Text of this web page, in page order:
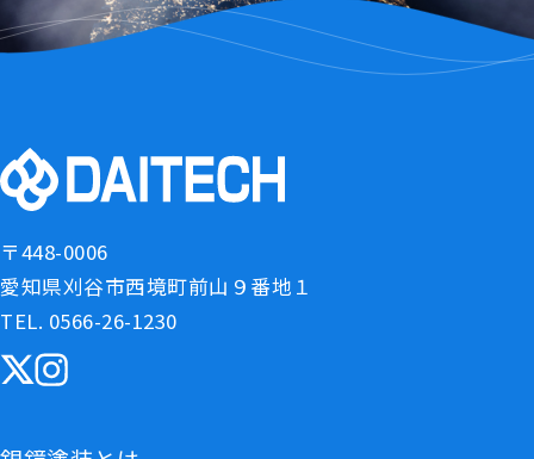
〒448-0006
愛知県刈谷市西境町前山９番地１
TEL. 0566-26-1230